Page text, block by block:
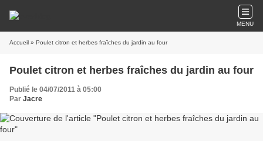
MENU
Accueil » Poulet citron et herbes fraîches du jardin au four
Poulet citron et herbes fraîches du jardin au four
Publié le 04/07/2011 à 05:00
Par Jacre